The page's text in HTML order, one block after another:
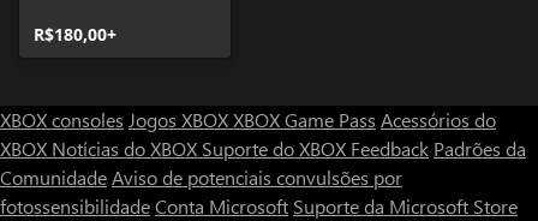
R$180,00+
XBOX consoles Jogos XBOXXBOX Game Pass Acessórios do
XBOX Notícias do XBOX Suporte do XBOX Feedback Padrões da
ComunidadeAviso de potenciais convulsões por
fotossensibilidadeConta Microsoft Suporte da Microsoft Store